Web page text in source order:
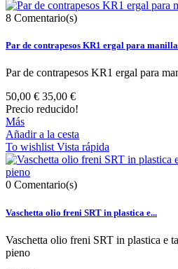
8 Comentario(s)
Par de contrapesos KR1 ergal para
Par de contrapesos KR1 ergal para
50,00 € 35,00 €
Precio reducido!
Más
Añadir a la cesta
To wishlist Vista rápida
0 Comentario(s)
Vaschetta olio freni SRT in plastica e...
Vaschetta olio freni SRT in plastica e
pieno